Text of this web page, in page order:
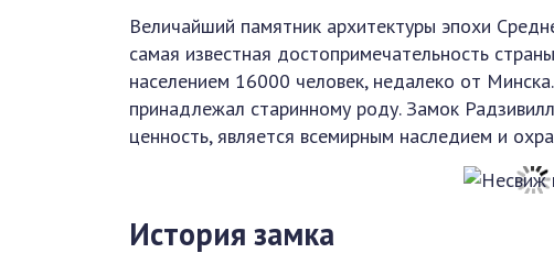
Величайший памятник архитектуры эпохи
самая известная достопримечательность
населением 16000 человек, недалеко от
принадлежал старинному роду. Замок
ценность, является всемирным наследием и
История замка